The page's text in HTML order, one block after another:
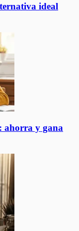
ideal
ahorra y gana